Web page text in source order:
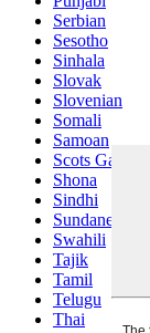
Serbian
Sesotho
Sinhala
Slovak
Slovenian
Somali
Samoan
Scots Gaelic
Shona
Sindhi
Sundanese
Swahili
Tajik
Tamil
Telugu
Thai